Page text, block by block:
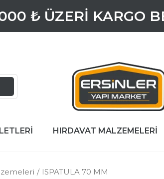
₺ ÜZERİ KARGO
HIRDAVAT MALZEMELERİ
ISPATULA 70 MM